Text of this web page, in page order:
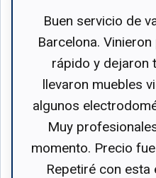
Buen servicio de
Barcelona.
rápido y dejaron
llevaron muebles
algunos
Muy
momento. Precio
Repetiré con esta